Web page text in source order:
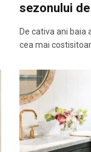
sezonului
De cativa ani baia
cea mai